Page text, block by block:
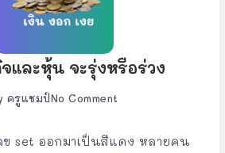
และหุ้น จะรุ่งหรือร่วง
ครูแชมป์ No Comment
ข set ออกมาเป็นสีแดง หลายคน